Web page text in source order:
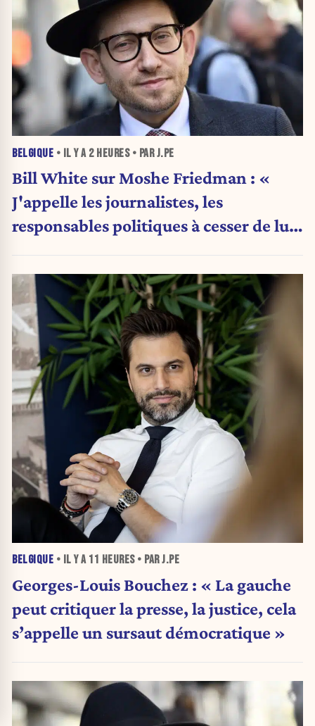
BELGIQUE • IL Y A 2 HEURES• PAR J.PE
Bill White sur Moshe Friedman : «
J'appelle les journalistes, les
responsables politiques à cesser de lui
BELGIQUE • IL Y A 11 HEURES• PAR J.PE
Georges-Louis Bouchez : « La gauche
peut critiquer la presse, la justice, cela
s’appelle un sursaut démocratique »